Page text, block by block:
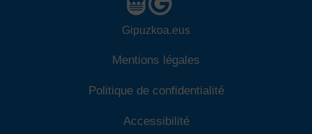
Gipuzkoa.eus
Mentions légales
Politique de confidentialité
Accessibilité